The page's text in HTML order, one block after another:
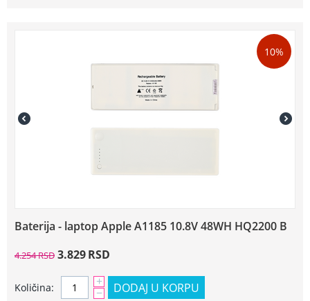
10%
Baterija - laptop Apple A1185 10.8V 48WH HQ2200 B
4.254RSD 3.829RSD
Količina: +
− DODAJ U KORPU